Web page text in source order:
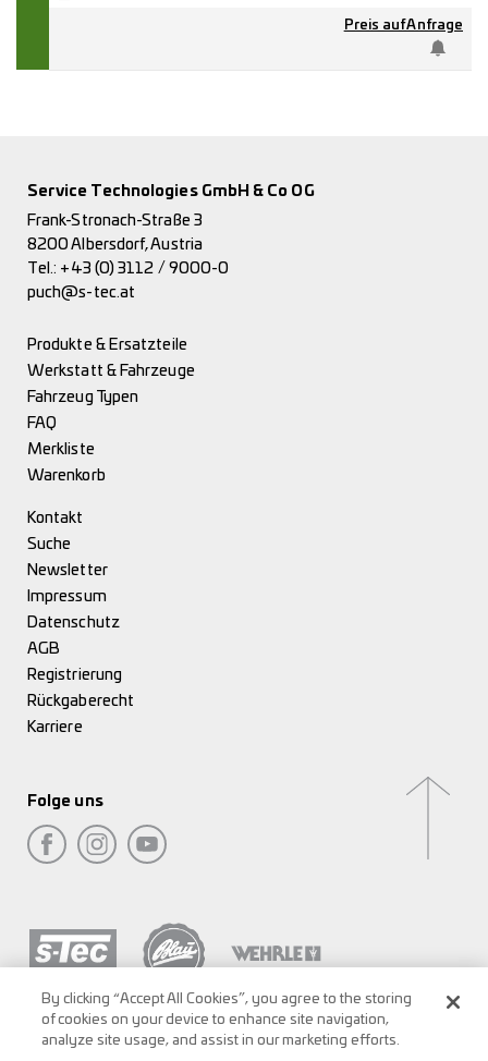
Preis auf Anfrage
Service Technologies GmbH & Co OG
Frank-Stronach-Straße 3
8200 Albersdorf, Austria
Tel.: +43 (0) 3112 / 9000-0
puch@s-tec.at
Produkte & Ersatzteile
Werkstatt & Fahrzeuge
Fahrzeug Typen
FAQ
Merkliste
Warenkorb
Kontakt
Suche
Newsletter
Impressum
Datenschutz
AGB
Registrierung
Rückgaberecht
Karriere
Folge uns
By clicking “Accept All Cookies”, you agree to the storing
of cookies on your device to enhance site navigation,
analyze site usage, and assist in our marketing efforts.